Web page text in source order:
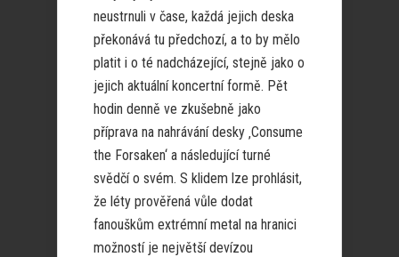
neustrnuli v čase, každá jejich deska
překonává tu předchozí, a to by mělo
platit i o té nadcházející, stejně jako o
jejich aktuální koncertní formě. Pět
hodin denně ve zkušebně jako
příprava na nahrávání desky ‚Consume
the Forsaken‘ a následující turné
svědčí o svém. S klidem lze prohlásit,
že léty prověřená vůle dodat
fanouškům extrémní metal na hranici
možností je největší devízou